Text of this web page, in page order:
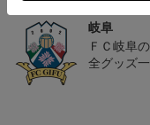
岐阜
ＦＣ岐阜
全グッズ